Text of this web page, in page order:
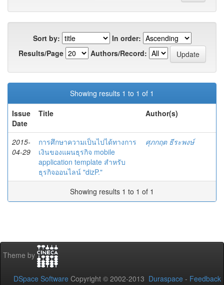
Sort by:
In order:
Results/Page
Authors/Record:
Showing results 1 to 1 of 1
Issue
Date
Title Author(s)
2015-
04-29
การศึกษาความเป็นไปได้ทางการ
เงินของแผนธุรกิจ mobile
application template สำหรับ
ธุรกิจออนไลน์ "dizP."
ศุภกฤต ธีระพงษ์
Showing results 1 to 1 of 1
Theme by
DSpace Software Copyright © 2002-2013 Duraspace - Feedback